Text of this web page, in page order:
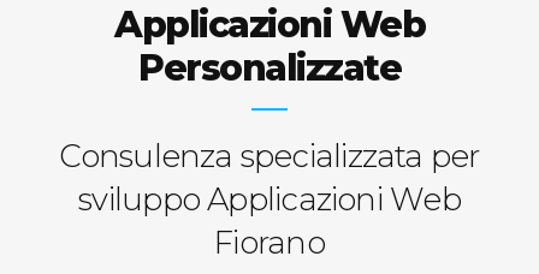
Applicazioni Web
Personalizzate
Consulenza specializzata per
sviluppo Applicazioni Web
Fiorano